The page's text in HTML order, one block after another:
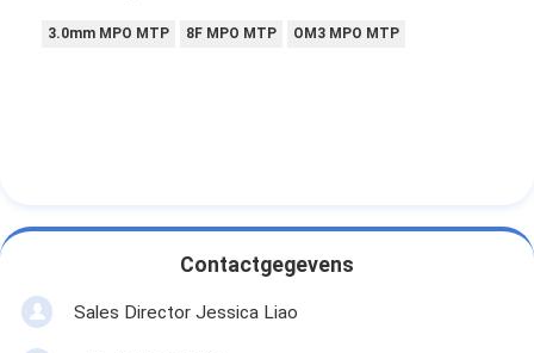
3.0mm MPO MTP 8F MPO MTP OM3 MPO MTP
Contactgegevens
Sales Director Jessica Liao